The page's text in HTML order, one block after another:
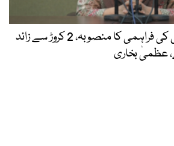
پنجاب میں صاف پانی کی فراہمی کا منصوبہ، 2 کروڑ سے زائد
عظمیٰ بخاری